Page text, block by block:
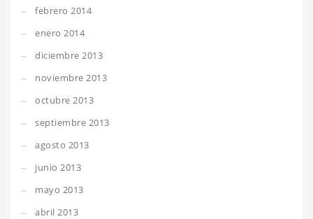
febrero 2014
enero 2014
diciembre 2013
noviembre 2013
octubre 2013
septiembre 2013
agosto 2013
junio 2013
mayo 2013
abril 2013